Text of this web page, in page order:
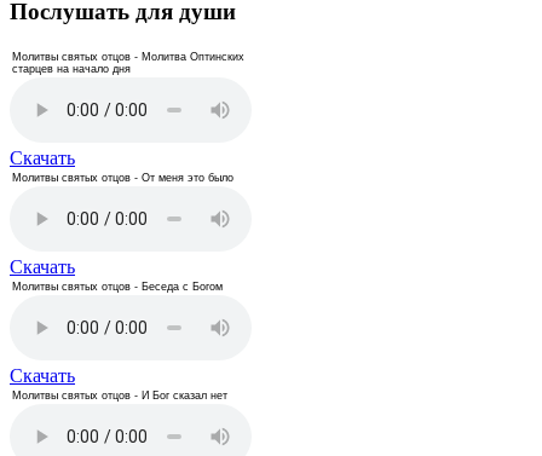
Послушать для души
Молитвы святых отцов - Молитва Оптинских
старцев на начало дня
Скачать
Молитвы святых отцов - От меня это было
Скачать
Молитвы святых отцов - Беседа с Богом
Скачать
Молитвы святых отцов - И Бог сказал нет